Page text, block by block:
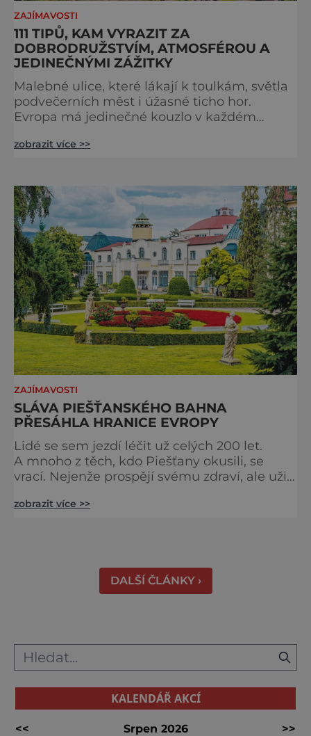
ZAJÍMAVOSTI
111 TIPŮ, KAM VYRAZIT ZA
DOBRODRUŽSTVÍM, ATMOSFÉROU A
JEDINEČNÝMI ZÁŽITKY
Malebné ulice, které lákají k toulkám, světla
podvečerních měst i úžasné ticho hor.
Evropa má jedinečné kouzlo v každém
zve na cestu plnou inspirace, dobrodružství i
podobě. Města s neopakovatelnou
atmosférou Vydejte se s námi na prohlídku
měst, která patří k
zobrazit více >>
ZAJÍMAVOSTI
SLÁVA PIEŠŤANSKÉHO BAHNA
PŘESÁHLA HRANICE EVROPY
Lidé se sem jezdí léčit už celých 200 let.
A mnoho z těch, kdo Piešťany okusili, se
vrací. Nejenže prospějí svému zdraví, ale užijí
řekne slovenské lázně, Piešťany bývají první
zobrazit více >>
DALŠÍ ČLÁNKY ›
KALENDÁŘ AKCÍ
<< Srpen 2026
>>